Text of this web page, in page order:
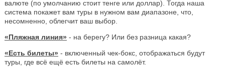
валюте (по умолчанию стоит тенге или доллар). Тогда наша
система покажет вам туры в нужном вам диапазоне, что,
несомненно, облегчит ваш выбор.
«Пляжная линия» - на берегу? Или без разница какая?
«Есть билеты» - включенный чек-бокс, отображаться будут
туры, где всё ещё есть билеты на самолёт.